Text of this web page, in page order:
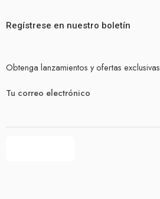
Regístrese en nuestro boletín
Obtenga lanzamientos y ofertas exclusivas
Tu correo electrónico